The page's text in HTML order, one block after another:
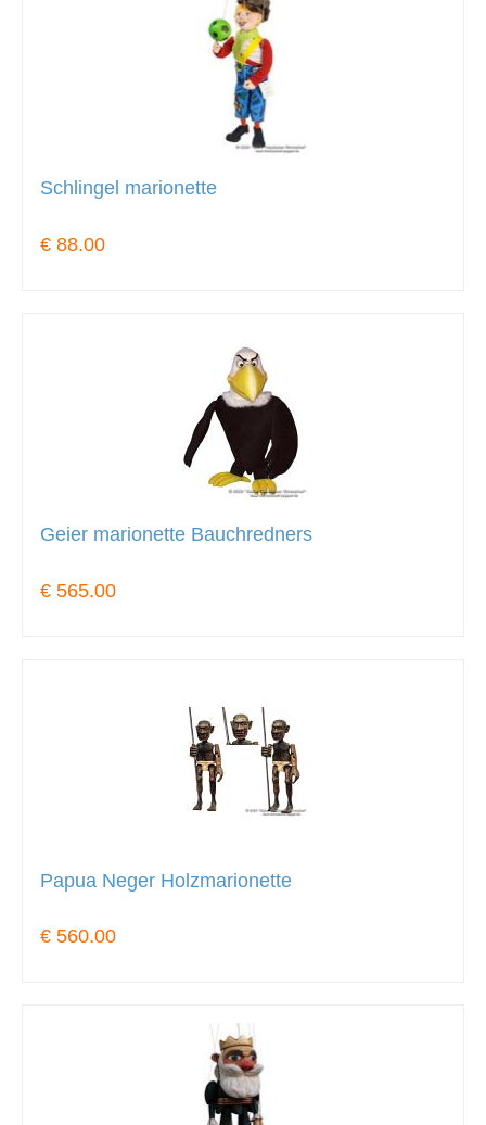
Schlingel marionette
€ 88.00
Geier marionette Bauchredners
€ 565.00
Papua Neger Holzmarionette
€ 560.00